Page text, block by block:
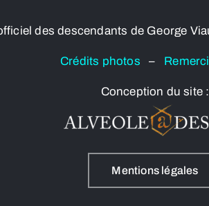
des descendants de George
Crédits photos–
Conception du site :
Mentions légales